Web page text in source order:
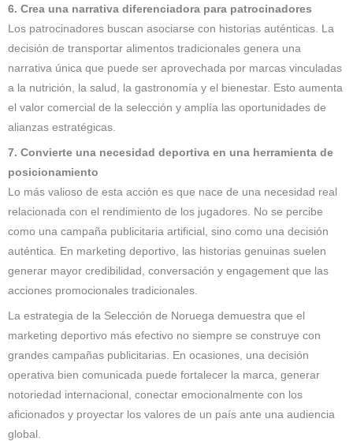
6. Crea una narrativa diferenciadora para patrocinadores
Los patrocinadores buscan asociarse con historias auténticas. La
decisión de transportar alimentos tradicionales genera una
narrativa única que puede ser aprovechada por marcas vinculadas
a la nutrición, la salud, la gastronomía y el bienestar. Esto aumenta
el valor comercial de la selección y amplía las oportunidades de
alianzas estratégicas.
7. Convierte una necesidad deportiva en una herramienta de
posicionamiento
Lo más valioso de esta acción es que nace de una necesidad real
relacionada con el rendimiento de los jugadores. No se percibe
como una campaña publicitaria artificial, sino como una decisión
auténtica. En marketing deportivo, las historias genuinas suelen
generar mayor credibilidad, conversación y engagement que las
acciones promocionales tradicionales.
La estrategia de la Selección de Noruega demuestra que el
marketing deportivo más efectivo no siempre se construye con
grandes campañas publicitarias. En ocasiones, una decisión
operativa bien comunicada puede fortalecer la marca, generar
notoriedad internacional, conectar emocionalmente con los
aficionados y proyectar los valores de un país ante una audiencia
global.